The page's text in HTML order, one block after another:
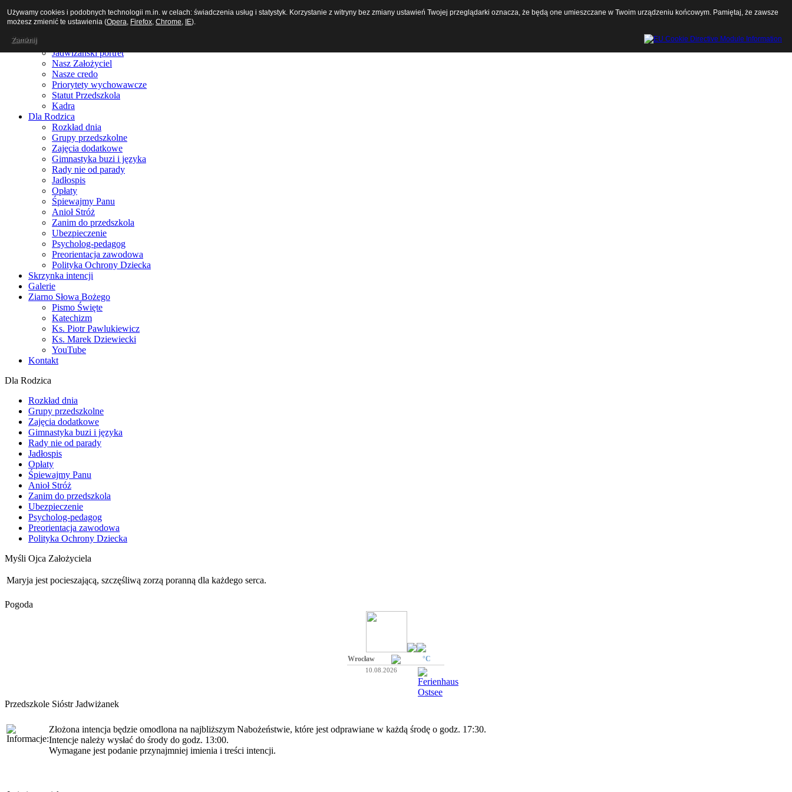
O nas
Jadwiżański portret
Nasz Założyciel
Nasze credo
Priorytety wychowawcze
Statut Przedszkola
Kadra
Dla Rodzica
Rozkład dnia
Grupy przedszkolne
Zajęcia dodatkowe
Gimnastyka buzi i języka
Rady nie od parady
Jadłospis
Opłaty
Śpiewajmy Panu
Anioł Stróż
Zanim do przedszkola
Ubezpieczenie
Psycholog-pedagog
Preorientacja zawodowa
Polityka Ochrony Dziecka
Skrzynka intencji
Galerie
Ziarno Słowa Bożego
Pismo Święte
Katechizm
Ks. Piotr Pawlukiewicz
Ks. Marek Dziewiecki
YouTube
Kontakt
Dla Rodzica
Rozkład dnia
Grupy przedszkolne
Zajęcia dodatkowe
Gimnastyka buzi i języka
Rady nie od parady
Jadłospis
Opłaty
Śpiewajmy Panu
Anioł Stróż
Zanim do przedszkola
Ubezpieczenie
Psycholog-pedagog
Preorientacja zawodowa
Polityka Ochrony Dziecka
Myśli Ojca Założyciela
Maryja jest pocieszającą, szczęśliwą zorzą poranną dla każdego serca.
Pogoda
Wrocław °C
10.08.2026
Przedszkole Sióstr Jadwiżanek
Złożona intencja będzie omodlona na najbliższym Nabożeństwie, które jest odprawiane w każdą środę o godz. 17:30.
Intencje należy wysłać do środy do godz. 13:00.
Wymagane jest podanie przynajmniej imienia i treści intencji.
Używamy cookies i podobnych technologii m.in. w celach: świadczenia usług i statystyk. Korzystanie z witryny bez zmiany ustawień Twojej przeglądarki oznacza, że będą one umieszczane w Twoim urządzeniu końcowym. Pamiętaj, że zawsze
możesz zmienić te ustawienia (Opera, Firefox, Chrome, IE).
Zamknij